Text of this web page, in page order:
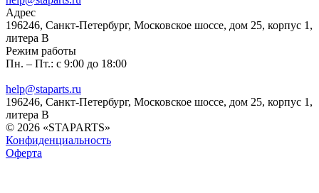
Адрес
196246, Санкт-Петербург, Московское шоссе, дом 25, корпус 1,
литера В
Режим работы
Пн. – Пт.: с 9:00 до 18:00
help@staparts.ru
196246, Санкт-Петербург, Московское шоссе, дом 25, корпус 1,
литера В
© 2026 «STAPARTS»
Конфиденциальность
Оферта